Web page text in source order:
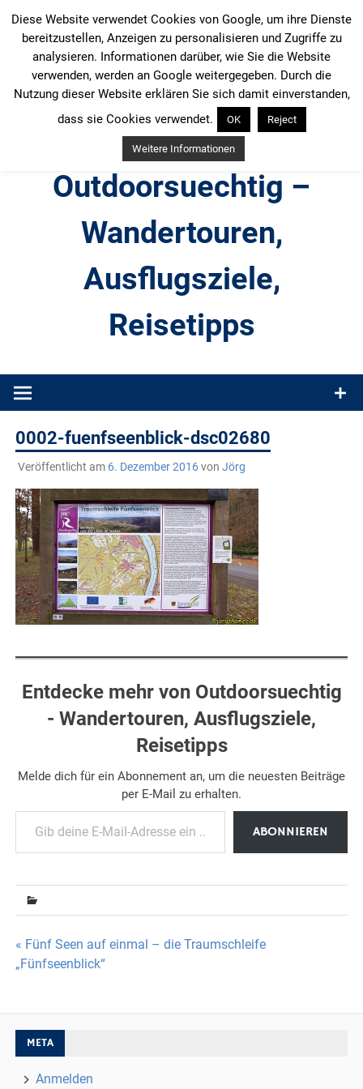
Inhalt
springen
Outdoorsuechtig –
Wandertouren,
Ausflugsziele,
Reisetipps
Produkttests und Buchrezensionen. Ein Blog für alle, die gern
0002-fuenfseenblick-dsc02680
Veröffentlicht am 6. Dezember 2016von Jörg
Entdecke mehr von Outdoorsuechtig
- Wandertouren, Ausflugsziele,
Reisetipps
Melde dich für ein Abonnement an, um die neuesten Beiträge
per E-Mail zu erhalten.
Gib deine E-Mail-Adresse ein ...
ABONNIEREN
Beitragsnavigation
« Fünf Seen auf einmal – die Traumschleife
„Fünfseenblick“
META
Anmelden
Diese Website verwendet Cookies von Google, um ihre Dienste
bereitzustellen, Anzeigen zu personalisieren und Zugriffe zu
analysieren. Informationen darüber, wie Sie die Website
verwenden, werden an Google weitergegeben. Durch die
Nutzung dieser Website erklären Sie sich damit einverstanden,
dass sie Cookies verwendet.
OK Reject
Weitere Informationen